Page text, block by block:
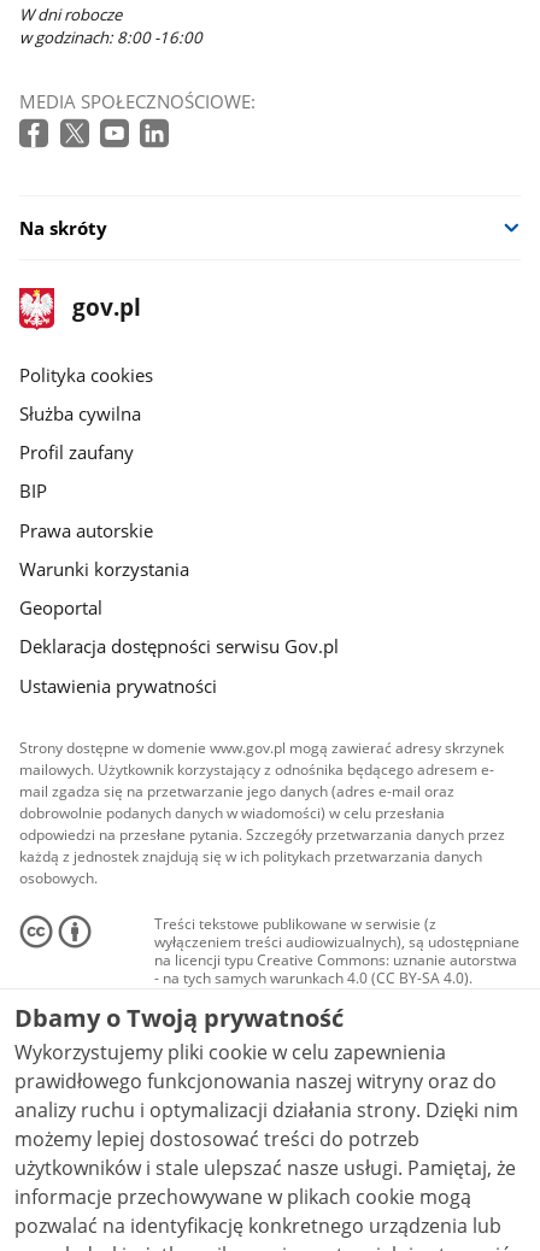
W dni robocze
w godzinach: 8:00 -16:00
MEDIA SPOŁECZNOŚCIOWE:
Na skróty
stopka
gov.pl
Strona
gov.pl
gov.pl
Polityka cookies
Służba cywilna
Profil zaufany
BIP
Prawa autorskie
Warunki korzystania
Geoportal
Deklaracja dostępności serwisu Gov.pl
Ustawienia prywatności
Strony dostępne w domenie www.gov.pl mogą zawierać adresy skrzynek
mailowych. Użytkownik korzystający z odnośnika będącego adresem e-
mail zgadza się na przetwarzanie jego danych (adres e-mail oraz
dobrowolnie podanych danych w wiadomości) w celu przesłania
odpowiedzi na przesłane pytania. Szczegóły przetwarzania danych przez
każdą z jednostek znajdują się w ich politykach przetwarzania danych
osobowych.
Treści tekstowe publikowane w serwisie (z
wyłączeniem treści audiowizualnych), są udostępniane
na licencji typu Creative Commons: uznanie autorstwa
- na tych samych warunkach 4.0 (CC BY-SA 4.0).
Materiały audiowizualne, w tym zdjęcia, materiały
audio i wideo, są udostępniane na licencji typu
Creative Commons: uznanie autorstwa użycie
niekomercyjne - bez utworów zależnych 4.0 (CC BY-
NC-ND 4.0), o ile nie jest to stwierdzone inaczej.
Dbamy o Twoją prywatność
Wykorzystujemy pliki cookie w celu zapewnienia
prawidłowego funkcjonowania naszej witryny oraz do
analizy ruchu i optymalizacji działania strony. Dzięki nim
możemy lepiej dostosować treści do potrzeb
użytkowników i stale ulepszać nasze usługi. Pamiętaj, że
informacje przechowywane w plikach cookie mogą
pozwalać na identyfikację konkretnego urządzenia lub